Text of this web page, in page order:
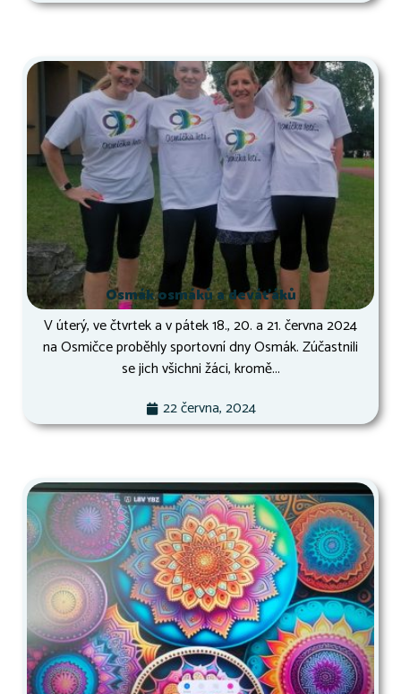
Osmák osmáků a deváťáků
V úterý, ve čtvrtek a v pátek 18., 20. a 21. června 2024
na Osmičce proběhly sportovní dny Osmák. Zúčastnili
se jich všichni žáci, kromě...
22 června, 2024